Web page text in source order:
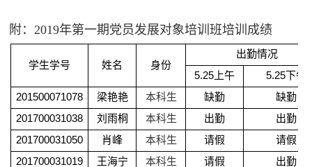
附：2019年第一期党员发展对象培训班培训成绩
学生学号 姓名 身份
出勤情况
5.25 上午 5.25下午
201500071078
梁艳艳 本科生 缺勤
缺勤
201700031038
刘雨桐 本科生 出勤
出勤
201700031050
肖峰 本科生 请假
请假
201700031019
王海宁 本科生 请假
出勤